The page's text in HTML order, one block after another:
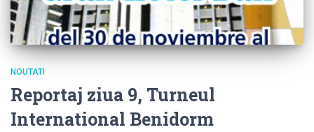
NOUTATI
Reportaj ziua 9, Turneul
International Benidorm